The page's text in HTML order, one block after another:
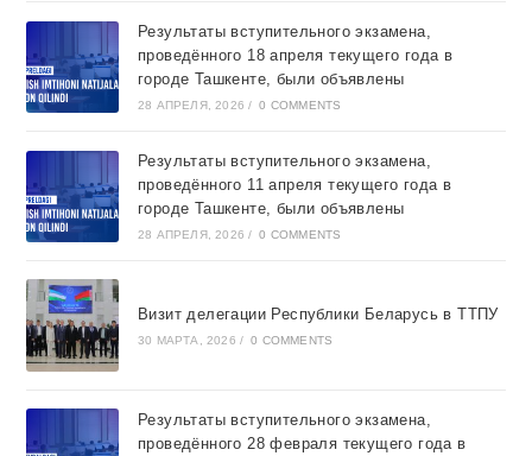
Результаты вступительного экзамена,
проведённого 18 апреля текущего года в
городе Ташкентe, были объявлены
28 АПРЕЛЯ, 2026 / 0 COMMENTS
Результаты вступительного экзамена,
проведённого 11 апреля текущего года в
городе Ташкентe, были объявлены
28 АПРЕЛЯ, 2026 / 0 COMMENTS
Визит делегации Республики Беларусь в ТТПУ
30 МАРТА, 2026 / 0 COMMENTS
Результаты вступительного экзамена,
проведённого 28 февраля текущего года в